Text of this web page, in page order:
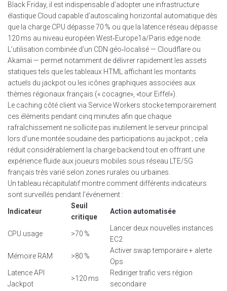
Black Friday, il est indispensable d’adopter une infrastructure
élastique Cloud capable d’autoscaling horizontal automatique dès
que la charge CPU dépasse 70 % ou que la latence réseau dépasse
120 ms au niveau européen West‑Europe1a/Paris edge node.
L’utilisation combinée d’un CDN géo‑localisé — Cloudflare ou
Akamai — permet notamment de délivrer rapidement les assets
statiques tels que les tableaux HTML affichant les montants
actuels du jackpot ou les icônes graphiques associées aux
thèmes régionaux français (« cocagne», «​tour Eiffel​»).
Le caching côté client via Service Workers stocke temporairement
ces éléments pendant cinq minutes afin que chaque
rafraîchissement ne sollicite pas inutilement le serveur principal
lors d’une montée soudaine des participations au jackpot ; cela
réduit considérablement la charge backend tout en offrant une
expérience fluide aux joueurs mobiles sous réseau LTE/5G
français très varié selon zones rurales ou urbaines.
Un tableau récapitulatif montre comment différents indicateurs
sont surveillés pendant l’événement :
Indicateur
Seuil
critique
Action automatisée
CPU usage >70 %
Lancer deux nouvelles instances
EC2
Mémoire RAM >80 %
Activer swap temporaire + alerte
Ops
Latence API
Jackpot
>120 ms
Rediriger trafic vers région
secondaire